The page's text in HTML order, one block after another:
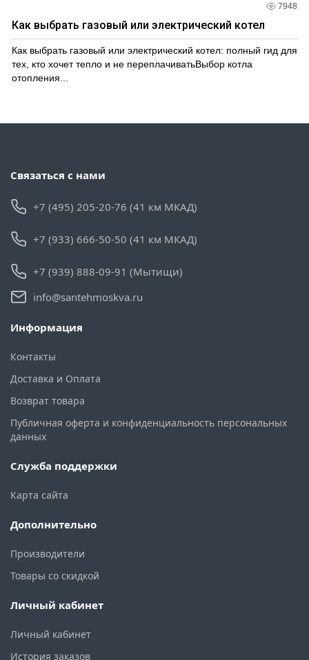
7948
Как выбрать газовый или электрический котел
Как выбрать газовый или электрический котел: полный гид для
тех, кто хочет тепло и не переплачиватьВыбор котла
отопления...
Связаться с нами
+7 (495) 205-20-76 (41 км МКАД)
+7 (933) 666-50-50 (41 км МКАД)
+7 (939) 888-09-91 (Мытищи)
info@santehmoskva.ru
Информация
Контакты
Доставка и Оплата
Возврат товара
Публичная оферта и конфиденциальность персональных
данных
Служба поддержки
Карта сайта
Дополнительно
Производители
Товары со скидкой
Личный кабинет
Личный кабинет
История заказов